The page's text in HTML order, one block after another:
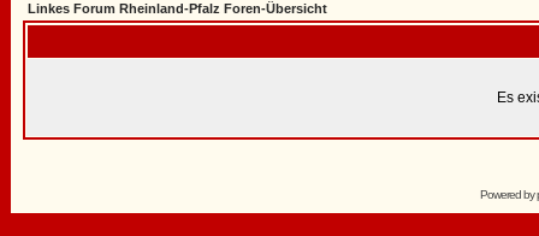
Linkes Forum Rheinland-Pfalz Foren-Übersicht
Es
Powered by